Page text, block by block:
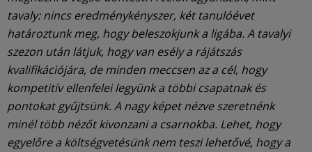
tavaly: nincs eredménykényszer, két tanulóévet
határoztunk meg, hogy beleszokjunk a ligába. A tavalyi
szezon után látjuk, hogy van esély a rájátszás
kvalifikációjára, de minden meccsen az a cél, hogy
kompetitív ellenfelei legyünk a többi csapatnak és
pontokat gyűjtsünk. A nagy képet nézve szeretnénk
minél több nézőt kivonzani a csarnokba. Lehet, hogy
egyelőre a költségvetésünk nem teszi lehetővé, hogy a